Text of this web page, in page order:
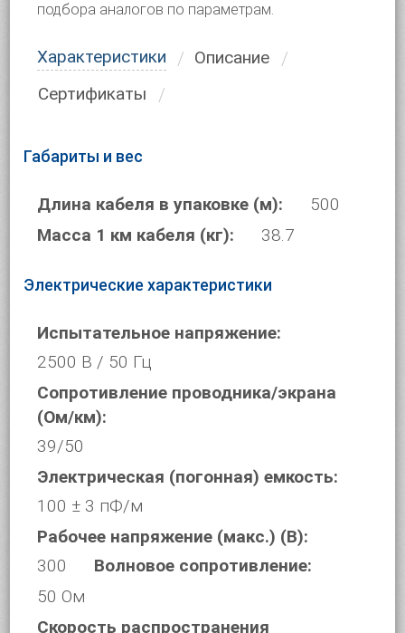
подбора аналогов по параметрам.
Характеристики
Описание
Сертификаты
Габариты и вес
Длина кабеля в упаковке (м):
500
Масса 1 км кабеля (кг):
38.7
Электрические характеристики
Испытательное напряжение:
2500 В / 50 Гц
Сопротивление проводника/экрана
(Ом/км):
39/50
Электрическая (погонная) емкость:
100 ± 3 пФ/м
Рабочее напряжение (макс.) (В):
300
Волновое сопротивление:
50 Ом
Скорость распространения